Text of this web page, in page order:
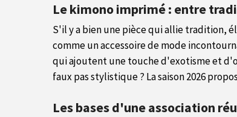
Le kimono imprimé : entre
S'il y a bien une pièce qui allie tradition,
comme un accessoire de mode
qui ajoutent une touche d'exotisme et
faux pas stylistique ? La saison 2026
Les bases d'une association